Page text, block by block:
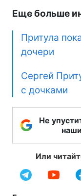
Еще больше
Притула
дочери
Сергей
с дочками
Не
Или